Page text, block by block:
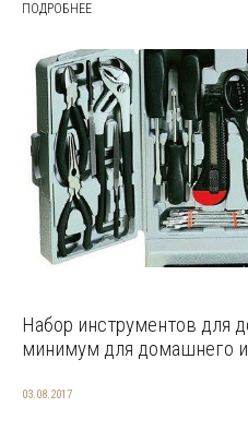
ПОДРОБНЕЕ
Набор инструментов для
минимум для домашнего
03.08.2017